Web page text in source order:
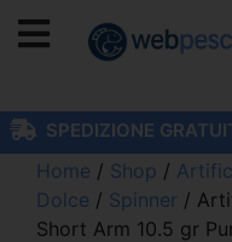
SPEDIZIONE
Home / Shop /
Dolce / Spinner /
Short Arm 10.5 gr